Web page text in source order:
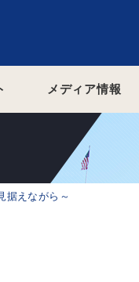
メディア情報
据えながら～